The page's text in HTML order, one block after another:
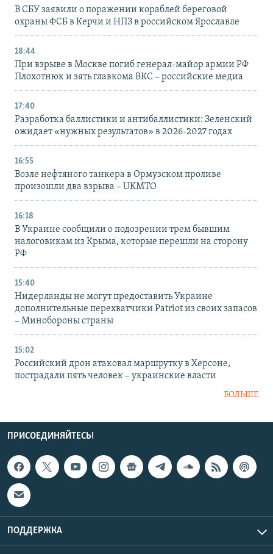
В СБУ заявили о поражении кораблей береговой
охраны ФСБ в Керчи и НПЗ в российском Ярославле
18:44
При взрыве в Москве погиб генерал-майор армии РФ
Плохотнюк и зять главкома ВКС – российские медиа
17:40
Разработка баллистики и антибаллистики: Зеленский
ожидает «нужных результатов» в 2026-2027 годах
16:55
Возле нефтяного танкера в Ормузском проливе
произошли два взрыва – UKMTO
16:18
В Украине сообщили о подозрении трем бывшим
налоговикам из Крыма, которые перешли на сторону
РФ
15:40
Нидерланды не могут предоставить Украине
дополнительные перехватчики Patriot из своих запасов
– Минобороны страны
15:02
Российский дрон атаковал маршрутку в Херсоне,
пострадали пять человек – украинские власти
БОЛЬШЕ
ПРИСОЕДИНЯЙТЕСЬ!
ПОДДЕРЖКА